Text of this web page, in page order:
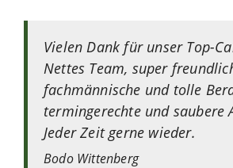
Vielen Dank für unser Top-
Nettes Team, super
fachmännische und tolle
termingerechte und saubere
Jeder Zeit gerne wieder.
Bodo Wittenberg